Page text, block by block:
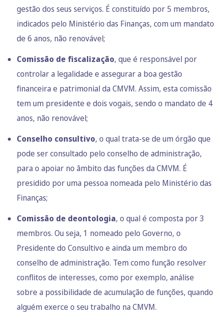
gestão dos seus serviços. É constituído por 5 membros,
indicados pelo Ministério das Finanças, com um mandato
de 6 anos, não renovável;
Comissão de fiscalização, que é responsável por
controlar a legalidade e assegurar a boa gestão
financeira e patrimonial da CMVM. Assim, esta comissão
tem um presidente e dois vogais, sendo o mandato de 4
anos, não renovável;
Conselho consultivo, o qual trata-se de um órgão que
pode ser consultado pelo conselho de administração,
para o apoiar no âmbito das funções da CMVM. É
presidido por uma pessoa nomeada pelo Ministério das
Finanças;
Comissão de deontologia, o qual é composta por 3
membros. Ou seja, 1 nomeado pelo Governo, o
Presidente do Consultivo e ainda um membro do
conselho de administração. Tem como função resolver
conflitos de interesses, como por exemplo, análise
sobre a possibilidade de acumulação de funções, quando
alguém exerce o seu trabalho na CMVM.